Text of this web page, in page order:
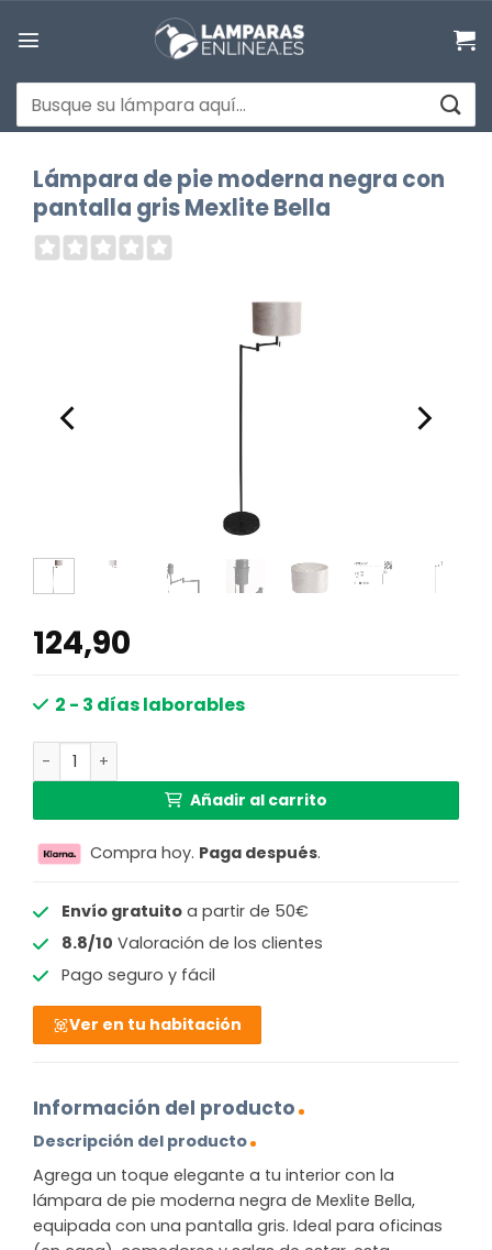
Buscar
por:
Lámpara de pie moderna negra con
pantalla gris Mexlite Bella
124,90
2 - 3 días laborables
Lámpara de pie moderna negra con pantalla gris
Añadir al carrito
Compra hoy. Paga después.
Envío gratuitoa partir de 50€
8.8/10 Valoración de los clientes
Pago seguro y fácil
Ver en tu habitación
Información del producto
Descripción del producto
Agrega un toque elegante a tu interior con la
lámpara de pie moderna negra de Mexlite Bella,
equipada con una pantalla gris. Ideal para oficinas